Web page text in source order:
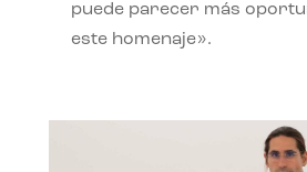
puede parecer más
este homenaje».